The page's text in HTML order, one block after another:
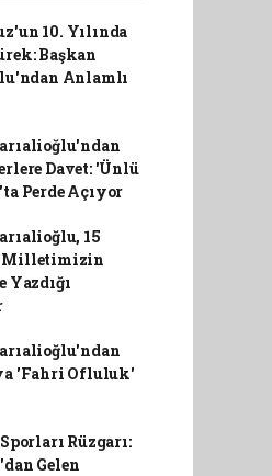
10. Yılında
Başkan
Anlamlı
Davet: 'Ünlü
Perde Açıyor
15
Milletimizin
'Fahri Ofluluk'
Rüzgarı:
Gelen